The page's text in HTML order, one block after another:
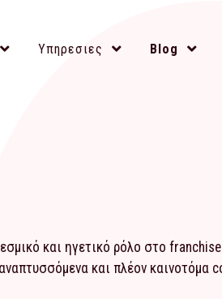
Υπηρεσιες Blog
και ηγετικό ρόλο στο
και πλέον καινοτόμα